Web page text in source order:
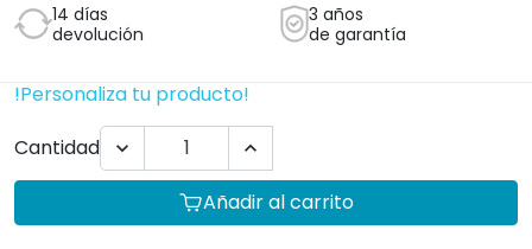
14 días
devolución
3 años
de garantía
!Personaliza tu producto!
Cantidad
 
Añadir al carrito